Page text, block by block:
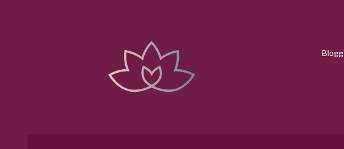
navigasjon
innhold
Blogg